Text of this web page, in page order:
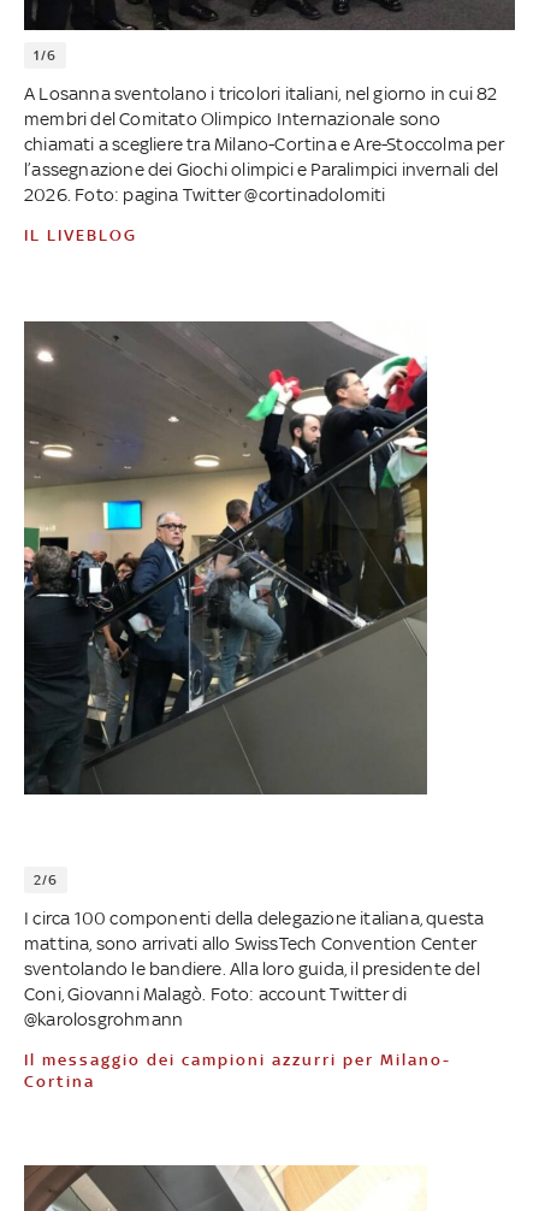
1/6
A Losanna sventolano i tricolori italiani, nel giorno in cui 82
membri del Comitato Olimpico Internazionale sono
chiamati a scegliere tra Milano-Cortina e Are-Stoccolma per
l’assegnazione dei Giochi olimpici e Paralimpici invernali del
2026. Foto: pagina Twitter @cortinadolomiti
IL LIVEBLOG
2/6
I circa 100 componenti della delegazione italiana, questa
mattina, sono arrivati allo SwissTech Convention Center
sventolando le bandiere. Alla loro guida, il presidente del
Coni, Giovanni Malagò. Foto: account Twitter di
@karolosgrohmann
Il messaggio dei campioni azzurri per Milano-
Cortina